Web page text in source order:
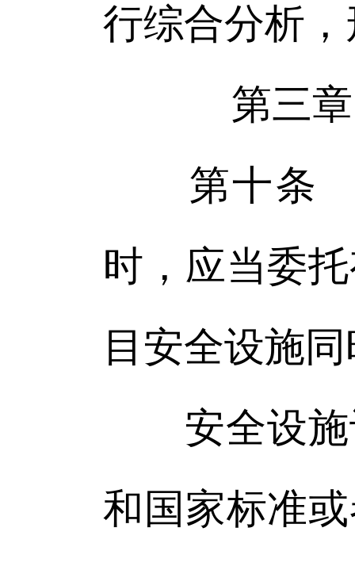
行综合分析
第三
第十条 生
时，应当委
目安全设施
安全设施
和国家标准